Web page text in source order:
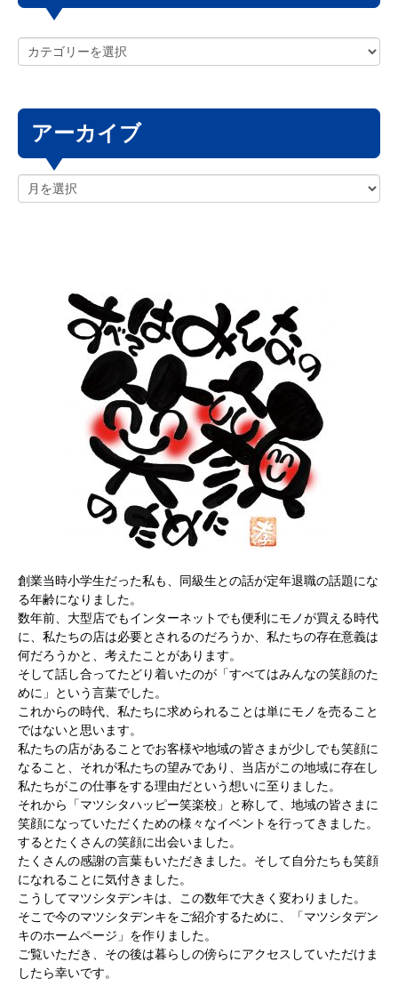
アーカイブ
創業当時小学生だった私も、同級生との話が定年退職の話題にな
る年齢になりました。
数年前、大型店でもインターネットでも便利にモノが買える時代
に、私たちの店は必要とされるのだろうか、私たちの存在意義は
何だろうかと、考えたことがあります。
そして話し合ってたどり着いたのが「すべてはみんなの笑顔のた
めに」という言葉でした。
これからの時代、私たちに求められることは単にモノを売ること
ではないと思います。
私たちの店があることでお客様や地域の皆さまが少しでも笑顔に
なること、それが私たちの望みであり、当店がこの地域に存在し
私たちがこの仕事をする理由だという想いに至りました。
それから「マツシタハッピー笑楽校」と称して、地域の皆さまに
笑顔になっていただくための様々なイベントを行ってきました。
するとたくさんの笑顔に出会いました。
たくさんの感謝の言葉もいただきました。そして自分たちも笑顔
になれることに気付きました。
こうしてマツシタデンキは、この数年で大きく変わりました。
そこで今のマツシタデンキをご紹介するために、「マツシタデン
キのホームページ」を作りました。
ご覧いただき、その後は暮らしの傍らにアクセスしていただけま
したら幸いです。